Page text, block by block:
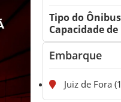
Tipo do
Capacidade
Embarque
Juiz de Fora